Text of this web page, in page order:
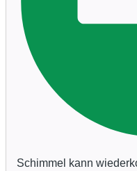
Schimmel kann